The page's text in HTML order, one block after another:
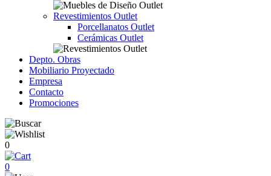
Revestimientos Outlet
Porcellanatos Outlet
Cerámicas Outlet
Depto. Obras
Mobiliario Proyectado
Empresa
Contacto
Promociones
0
0